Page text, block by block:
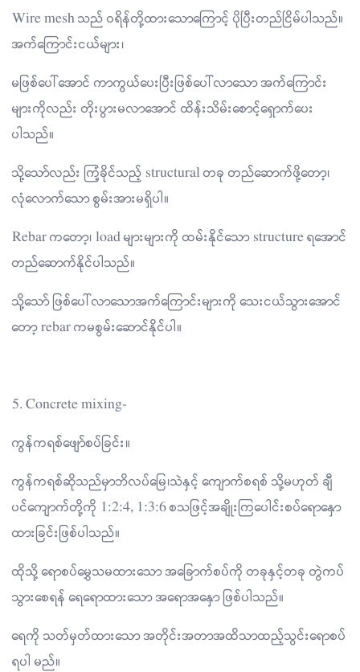
Wire mesh သည် ဝရိန်တို့ထားသောကြောင့် ပိုပြီးတည်ငြိမ်ပါသည်။
အက်ကြောင်းငယ်များ၊
မဖြစ်ပေါ်အောင် ကာကွယ်ပေးပြီးဖြစ်ပေါ်လာသော အက်ကြောင်း
များကိုလည်း တိုးပွားမလာအောင် ထိန်းသိမ်းစောင့်ရှောက်ပေး
ပါသည်။
သို့သော်လည်း ကြံ့ခိုင်သည့် structural တခု တည်ဆောက်ဖို့တော့၊
လုံလောက်သော စွမ်းအားမရှိပါ။
Rebar ကတော့၊ load များများကို ထမ်းနိုင်သော structure ရအောင်
တည်ဆောက်နိုင်ပါသည်။
သို့သော် ဖြစ်ပေါ်လာသောအက်ကြောင်းများကို သေးငယ်သွားအောင်
တော့ rebar ကမစွမ်းဆောင်နိုင်ပါ။
5. Concrete mixing-
ကွန်ကရစ်ဖျော်စပ်ခြင်း။
ကွန်ကရစ်ဆိုသည်မှာဘိလပ်မြေ၊သဲနှင့် ကျောက်စရစ် သို့မဟုတ် ချီ
ပင်ကျောက်တို့ကို 1:2:4, 1:3:6 စသဖြင့်အချိုးကြပေါင်းစပ်ရောနှော
ထားခြင်းဖြစ်ပါသည်။
ထိုသို့ ရောစပ်မွှေသမထားသော အခြောက်စပ်ကို တခုနှင့်တခု တွဲကပ်
သွားစေရန် ရေရောထားသော အရောအနှော ဖြစ်ပါသည်။
ရေကို သတ်မှတ်ထားသော အတိုင်းအတာအထိသာထည့်သွင်းရောစပ်
ရပါ မည်။